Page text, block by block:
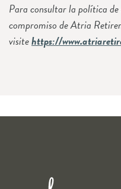
Para consultar la política
compromiso de Atria
visitehttps://